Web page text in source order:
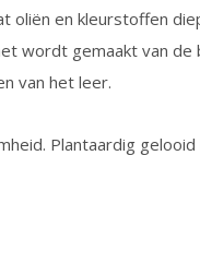
oliën en kleurstoffen
wordt gemaakt van
van het leer.
Plantaardig